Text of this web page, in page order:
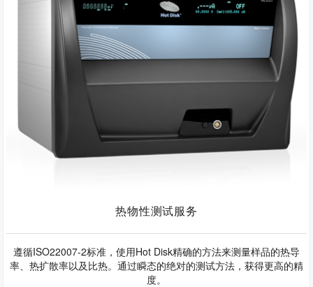
热物性测试服务
遵循ISO22007-2标准，使用Hot Disk精确的方法来测量样品的热导
率、热扩散率以及比热。通过瞬态的绝对的测试方法，获得更高的精
度。